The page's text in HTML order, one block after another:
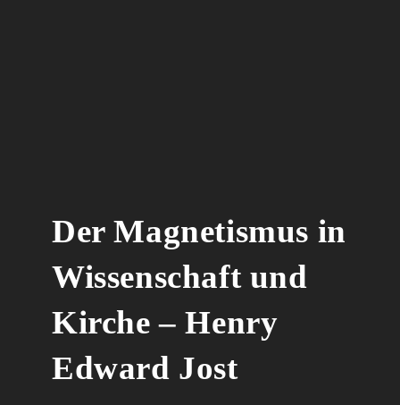
Der Magnetismus in
Wissenschaft und
Kirche – Henry
Edward Jost